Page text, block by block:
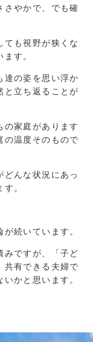
さやかで、でも確
ても視野が狭くな
す。
達の姿を思い浮か
と立ち返ることが
の家庭があります
の温度そのもので
んな状況にあっ
。
続いています。
みですが、「子ど
共有できる夫婦で
かと思います。